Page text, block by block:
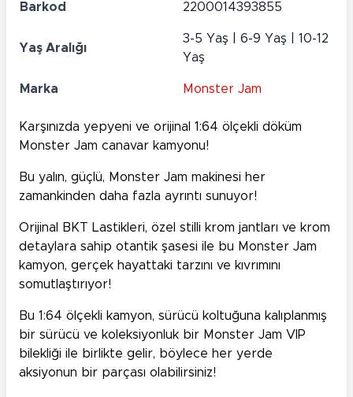
Barkod 2200014393855
Yaş Aralığı
3-5 Yaş | 6-9 Yaş | 10-12
Yaş
Marka Monster Jam
Karşınızda yepyeni ve orijinal 1:64 ölçekli döküm
Monster Jam canavar kamyonu!
Bu yalın, güçlü, Monster Jam makinesi her
zamankinden daha fazla ayrıntı sunuyor!
Orijinal BKT Lastikleri, özel stilli krom jantları ve krom
detaylara sahip otantik şasesi ile bu Monster Jam
kamyon, gerçek hayattaki tarzını ve kıvrımını
somutlaştırıyor!
Bu 1:64 ölçekli kamyon, sürücü koltuğuna kalıplanmış
bir sürücü ve koleksiyonluk bir Monster Jam VIP
bilekliği ile birlikte gelir, böylece her yerde
aksiyonun bir parçası olabilirsiniz!